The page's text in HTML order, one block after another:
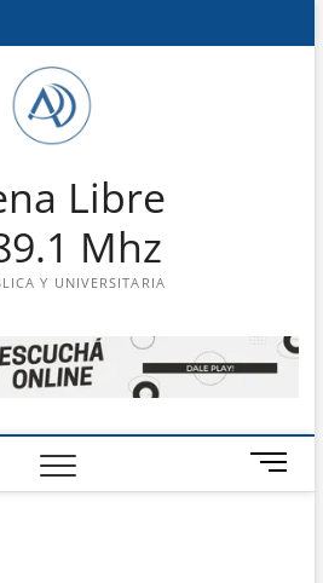
Libre
Mhz
Y UNIVERSITARIA
B
o